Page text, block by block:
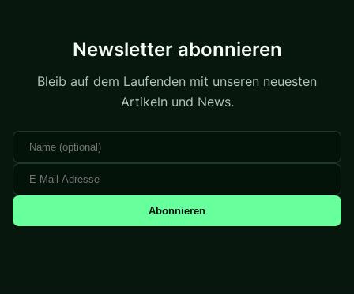
Newsletter abonnieren
Bleib auf dem Laufenden mit unseren neuesten
Artikeln und News.
Abonnieren